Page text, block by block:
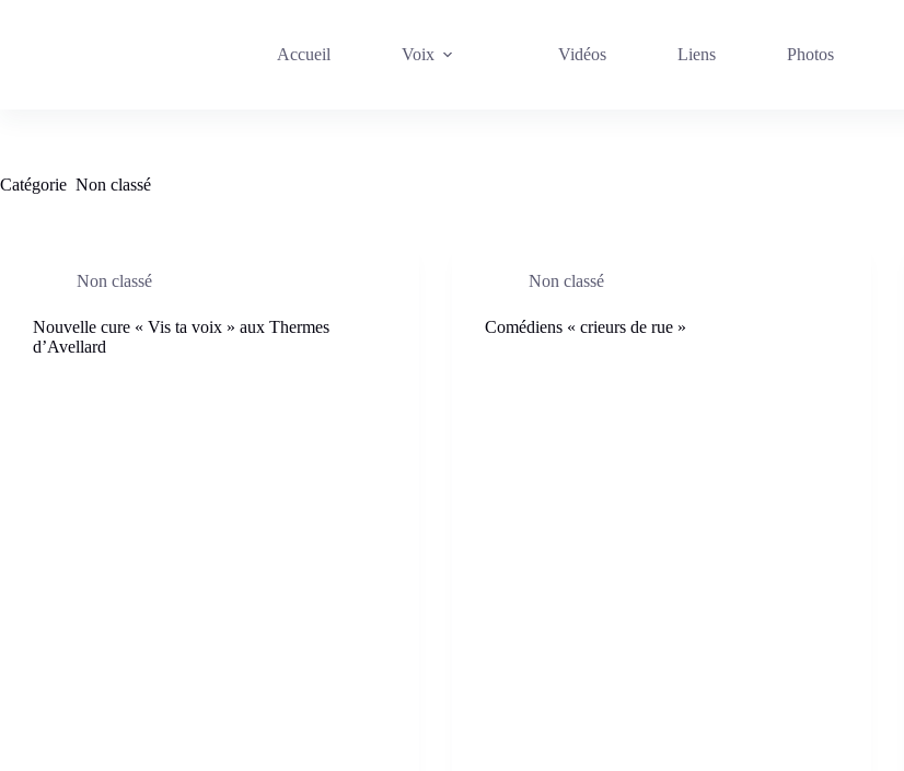
Accueil Voix Vidéos Liens Photos
Catégorie Non classé
Non classé
Nouvelle cure « Vis ta voix » aux Thermes
d’Avellard
Non classé
Comédiens « crieurs de rue »